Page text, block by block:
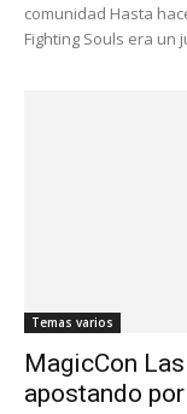
comunidad Hasta
Fighting Souls era un
Temas varios
MagicCon
apostando